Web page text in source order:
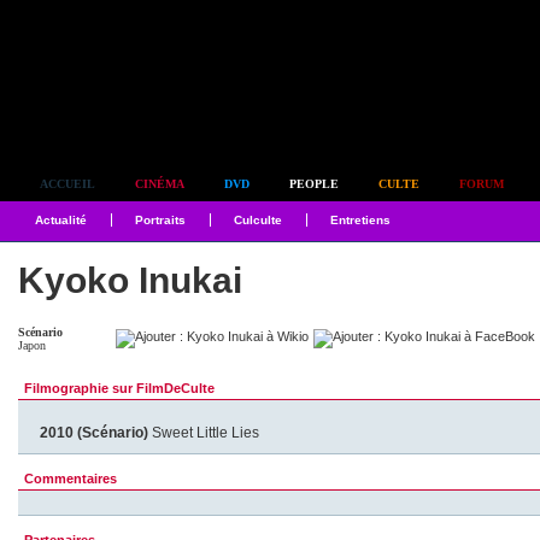
ACCUEIL CINÉMA DVD PEOPLE CULTE FORUM
Actualité Portraits Culculte Entretiens
Kyoko Inukai
Scénario
Japon
Filmographie sur FilmDeCulte
2010 (Scénario) Sweet Little Lies
Commentaires